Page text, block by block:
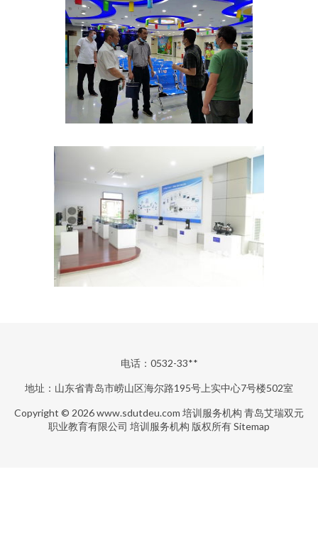
电话：0532-33**
地址：山东省青岛市崂山区海尔路195号上实中心7号楼502室
Copyright © 2026www.sdutdeu.com 培训服务机构 青岛艾瑞双元
职业教育有限公司 培训服务机构 版权所有Sitemap